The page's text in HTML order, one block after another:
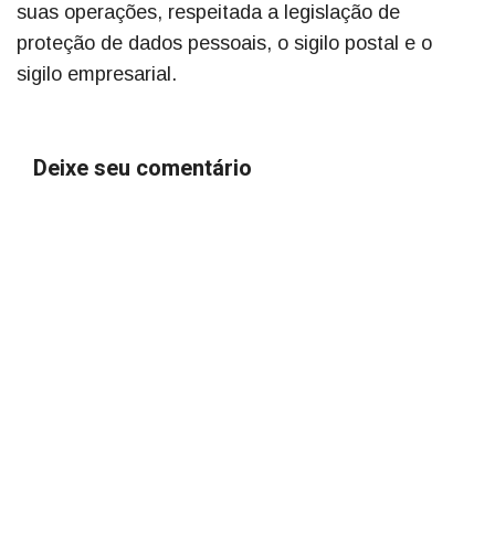
suas operações, respeitada a legislação de
proteção de dados pessoais, o sigilo postal e o
sigilo empresarial.
Deixe seu comentário